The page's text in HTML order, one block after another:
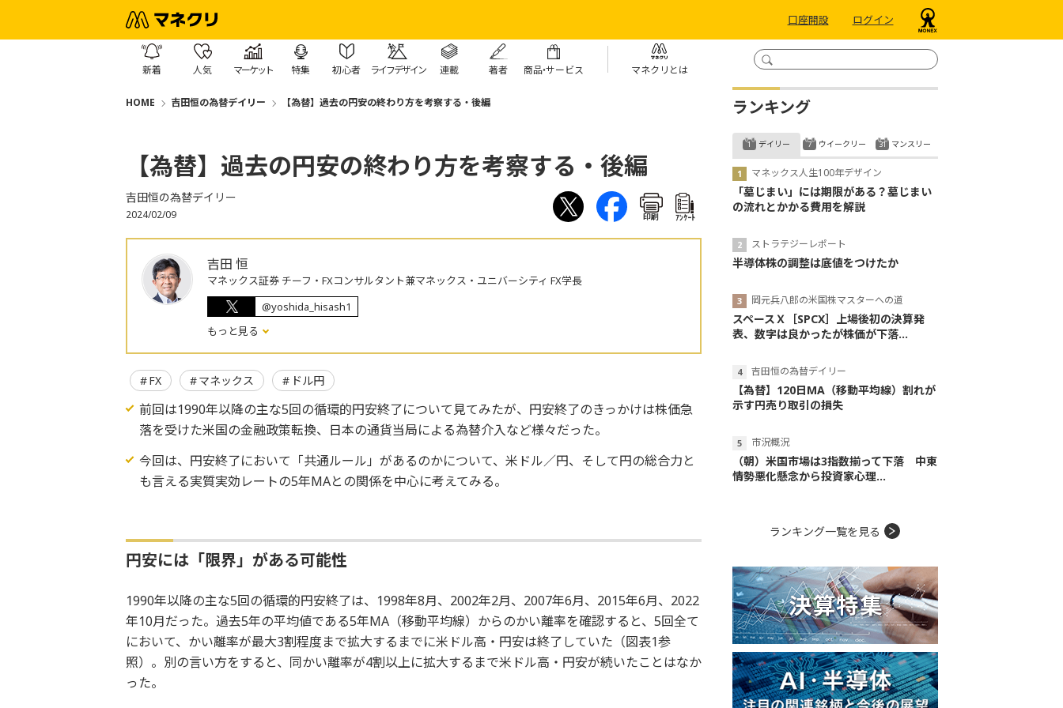
口座開設 ログイン
新着 人気 マーケット 特集 初心者 ライフデザイン 連載 著者 商品・サービス マネクリとは
HOME 吉田恒の為替デイリー 【為替】過去の円安の終わり方を考察する・後編
【為替】過去の円安の終わり方を考察する・後編
吉田恒の為替デイリー
2024/02/09 印刷 ｱﾝｹｰﾄ
吉田 恒
マネックス証券 チーフ・FXコンサルタント兼マネックス・ユニバーシティ FX学長
@yoshida_hisash1
もっと見る
FX マネックス ドル円
前回は1990年以降の主な5回の循環的円安終了について見てみたが、円安終了のきっかけは株価急
落を受けた米国の金融政策転換、日本の通貨当局による為替介入など様々だった。
今回は、円安終了において「共通ルール」があるのかについて、米ドル／円、そして円の総合力と
も言える実質実効レートの5年MAとの関係を中心に考えてみる。
円安には「限界」がある可能性
1990年以降の主な5回の循環的円安終了は、1998年8月、2002年2月、2007年6月、2015年6月、2022
年10月だった。過去5年の平均値である5年MA（移動平均線）からのかい離率を確認すると、5回全て
において、かい離率が最大3割程度まで拡大するまでに米ドル高・円安は終了していた（図表1参
照）。別の言い方をすると、同かい離率が4割以上に拡大するまで米ドル高・円安が続いたことはなか
った。
ランキング
デイリー
マネックス人生100年デザイン
「墓じまい」には期限がある？墓じまい
の流れとかかる費用を解説
ストラテジーレポート
半導体株の調整は底値をつけたか
岡元兵八郎の米国株マスターへの道
スペースＸ［SPCX］上場後初の決算発
表、数字は良かったが株価が下落...
吉田恒の為替デイリー
【為替】120日MA（移動平均線）割れが
示す円売り取引の損失
市況概況
（朝）米国市場は3指数揃って下落 中東
情勢悪化懸念から投資家心理...
ウイークリー マンスリー
ランキング一覧を見る